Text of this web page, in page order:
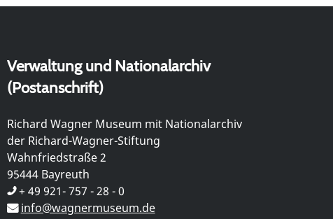
Verwaltung und Nationalarchiv
(Postanschrift)
Richard Wagner Museum mit Nationalarchiv
der Richard-Wagner-Stiftung
Wahnfriedstraße 2
95444 Bayreuth
+ 49 921- 757 - 28 - 0
info@wagnermuseum.de